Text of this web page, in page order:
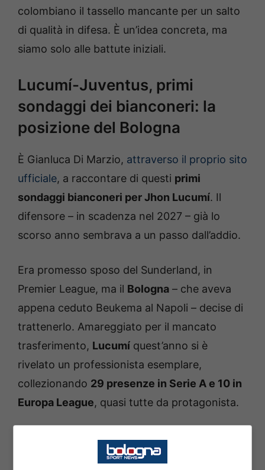
colombiano il tassello mancante per un salto
di qualità in difesa. È un’idea concreta, ma
siamo solo alle battute iniziali.
Lucumí-Juventus, primi
sondaggi dei bianconeri: la
posizione del Bologna
È Gianluca Di Marzio, attraverso il proprio sito
ufficiale, a raccontare di questi primi
sondaggi bianconeri per Jhon Lucumí. Il
difensore – in scadenza nel 2027 – già lo
scorso anno sembrava a un passo dall’addio.
Era promesso sposo del Sunderland, in
Premier League, ma il Bologna – che aveva
appena ceduto Beukema al Napoli – decise di
trattenerlo. Amareggiato per il mancato
trasferimento, Lucumí quest’anno si è
rivelato un professionista esemplare,
collezionando 29 presenze in Serie A e 10 in
Europa League, quasi tutte da protagonista.
Ora il Bologna ha metabolizzato che
sarà l’estate della sua partenza